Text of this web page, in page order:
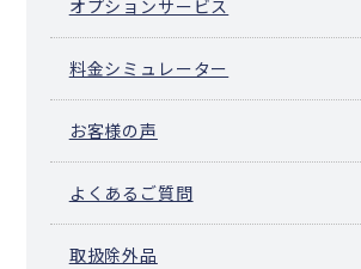
オプションサービス
料金シミュレーター
お客様の声
よくあるご質問
取扱除外品